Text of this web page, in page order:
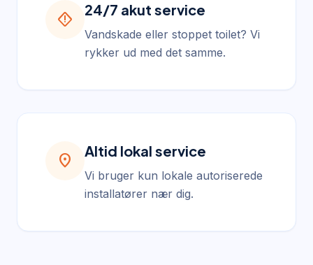
emergency_home
24/7 akut service
Vandskade eller stoppet toilet? Vi
rykker ud med det samme.
location_on
Altid lokal service
Vi bruger kun lokale autoriserede
installatører nær dig.